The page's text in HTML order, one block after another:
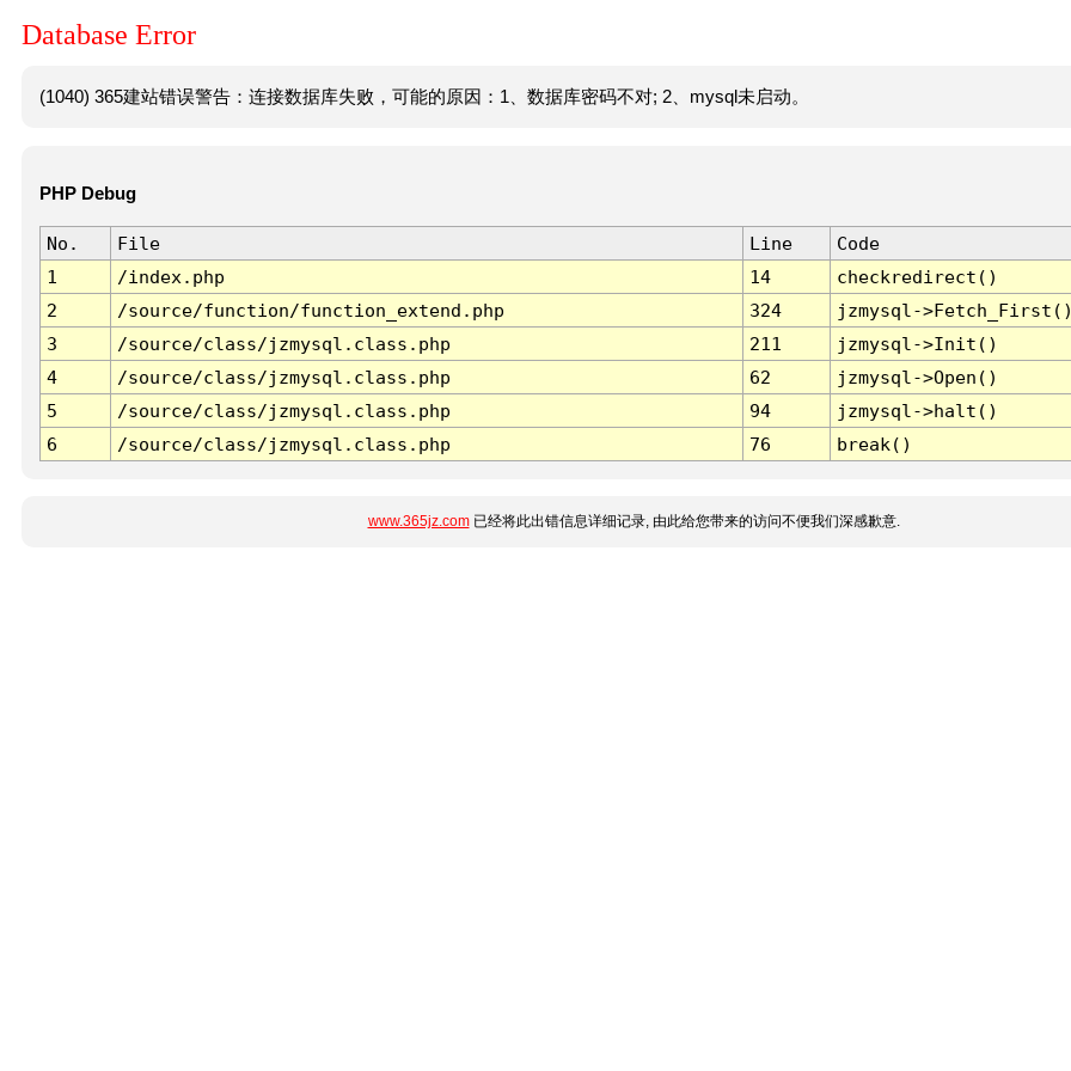
Database Error
(1040) 365建站错误警告：连接数据库失败，可能的原因：1、数据库密码不对; 2、mysql未启动。
PHP Debug
No. File Line
Code
1
/index.php 14
checkredirect()
2
/source/function/function_extend.php 324
jzmysql-
3
/source/class/jzmysql.class.php 211
jzmysql->Init()
4
/source/class/jzmysql.class.php 62
jzmysql->Open()
5
/source/class/jzmysql.class.php 94
jzmysql->halt()
6
/source/class/jzmysql.class.php 76 break()
www.365jz.com已经将此出错信息详细记录, 由此给您带来的访问不便我们深感歉意.